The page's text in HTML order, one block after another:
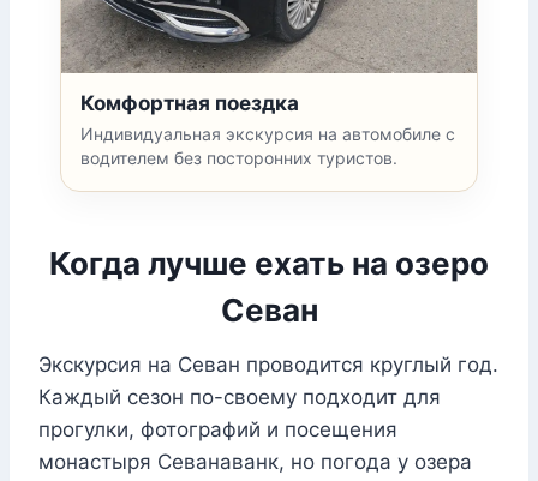
Комфортная поездка
Индивидуальная экскурсия на автомобиле с
водителем без посторонних туристов.
Когда лучше ехать на озеро
Севан
Экскурсия на Севан проводится круглый год.
Каждый сезон по-своему подходит для
прогулки, фотографий и посещения
монастыря Севанаванк, но погода у озера